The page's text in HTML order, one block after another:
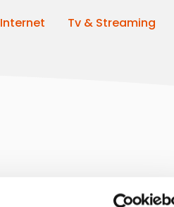
Internet Tv & Streaming